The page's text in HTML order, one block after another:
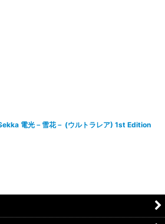
電光－雪花－ (ウルトラレア) 1st Edition